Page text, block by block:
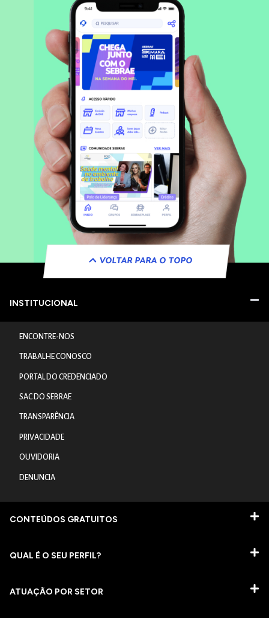
VOLTAR PARA O TOPO
INSTITUCIONAL
ENCONTRE-NOS
TRABALHE CONOSCO
PORTAL DO CREDENCIADO
SAC DO SEBRAE
TRANSPARÊNCIA
PRIVACIDADE
OUVIDORIA
DENUNCIA
CONTEÚDOS GRATUITOS
QUAL É O SEU PERFIL?
ATUAÇÃO POR SETOR